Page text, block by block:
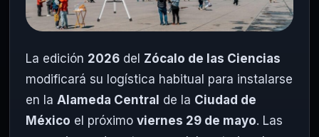
La edición 2026 del Zócalo de las Ciencias
modificará su logística habitual para instalarse
en la Alameda Central de la Ciudad de
México el próximo viernes 29 de mayo. Las